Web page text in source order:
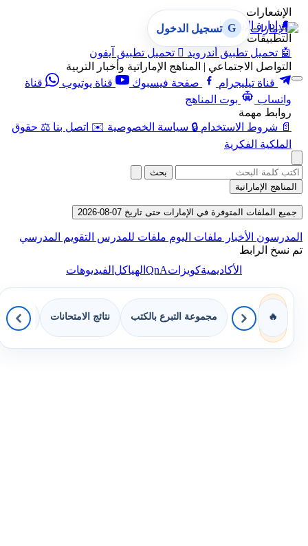
الإشعارات
🔔 إدارة الإشعارات
التطبيقات
🤖 تحميل تطبيق أندرويد  تحميل تطبيق آيفون
التواصل الاجتماعي | المناهج الإماراتية وأخبار التربية
قناة تيليجرام
صفحة فيسبوك قناة يوتيوب
قناة
واتساب
بوت المناهج
روابط مهمة
📄 شروط الاستخدام 🔒 سياسة الخصوصية ✉️ اتصل بنا ⚖️ حقوق
الملكية الفكرية
G تسجيل الدخول
بحث
المناهج الإماراتية
جميع الملفات المتوفرة في الإمارات حتى تاريخ 07-08-2026
المدرسون الأخبار ملفات اليوم ملفات للمدرس التقويم المدرسي
تم نسخ الرابط
الأكاديميةكويزاتQnAالهياكلالفيديوهات
🔥 مجموعة التبرع بالكتب نتائج الامتحانات